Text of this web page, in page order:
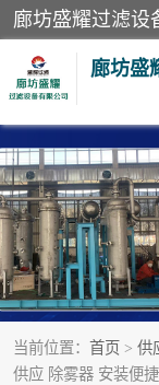
廊坊盛
当前位置： 首页 > 供
供应 除雾器 安装便捷
二氧化碳过滤器
液氨氨气过滤器
天然气过滤器
甲醇过滤器